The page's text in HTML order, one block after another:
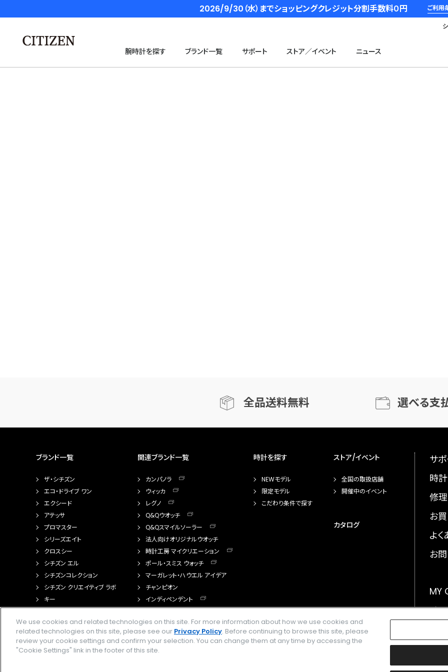
2026/9/30（水）までショッピングクレジット分割手数料０円 ご利用
腕時計を探す ブランド一覧 サポート ストア／イベント ニュース
全品送料無料 選べる支
ブランド一覧
ザ・シチズン
エコ・ドライブ ワン
エクシード
アテッサ
プロマスター
シリーズエイト
クロスシー
シチズン エル
シチズンコレクション
シチズン クリエイティブ ラボ
キー
関連ブランド一覧
カンパノラ
ウィッカ
レグノ
Q&Qウオッチ
Q&Qスマイルソーラー
法人向けオリジナルウオッチ
時計工房 マイクリエーション
ポール・スミス ウォッチ
マーガレット・ハウエル アイデア
チャンピオン
インディペンデント
時計を探す
NEWモデル
限定モデル
こだわり条件で探す
ストア/イベント
全国の取扱店舗
開催中のイベント
カタログ
サ
時
修理
お
よ
お
MY
メ
We use cookies and related technologies on this site. For more information about how we use cookies and
related technologies on this site, please see our Privacy Policy. Before continuing to browse this site, please
review your cookie settings and confirm your selection. You can change them at any time by accessing the
"Cookie Settings" link in the footer of this site.